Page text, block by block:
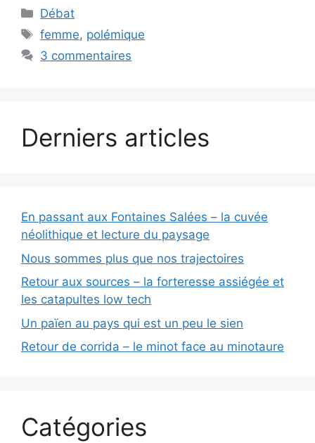
Catégories
Débat
Étiquettes
femme, polémique
3 commentaires
Derniers articles
En passant aux Fontaines Salées – la cuvée
néolithique et lecture du paysage
Nous sommes plus que nos trajectoires
Retour aux sources – la forteresse assiégée et
les catapultes low tech
Un païen au pays qui est un peu le sien
Retour de corrida – le minot face au minotaure
Catégories